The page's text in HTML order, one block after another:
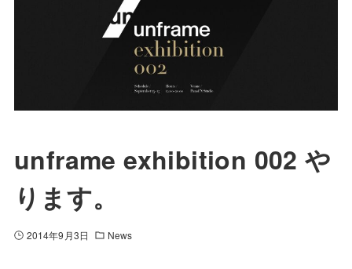
unframe exhibition 002 や
ります。
2014年9月3日 News